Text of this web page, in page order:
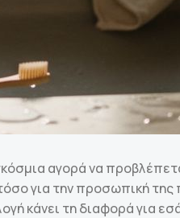
αγορά να
για την προσωπική
κάνει τη διαφορά για